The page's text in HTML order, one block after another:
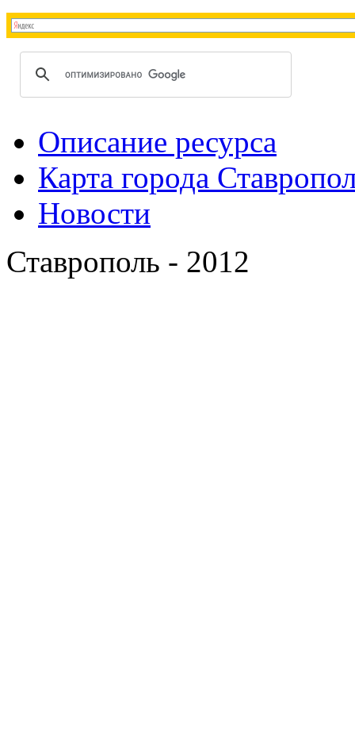
Описание ресурса
Карта города
Новости
Ставрополь - 2012